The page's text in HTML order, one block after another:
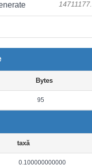
Bytes
95
taxă
0.100000000000